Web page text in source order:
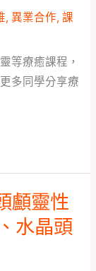
, 異業合作, 課
等療癒課程，
多同學分享療
顱靈性
水晶頭